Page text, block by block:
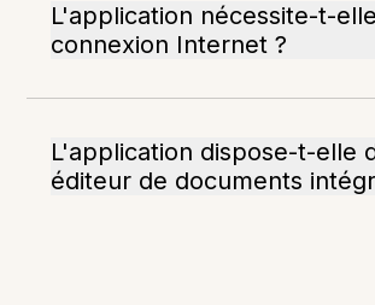
L'application nécessite-t-
connexion Internet ?
L'application dispose-t-elle
éditeur de documents